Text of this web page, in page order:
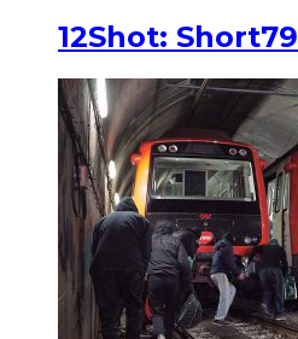
12Shot: Short79